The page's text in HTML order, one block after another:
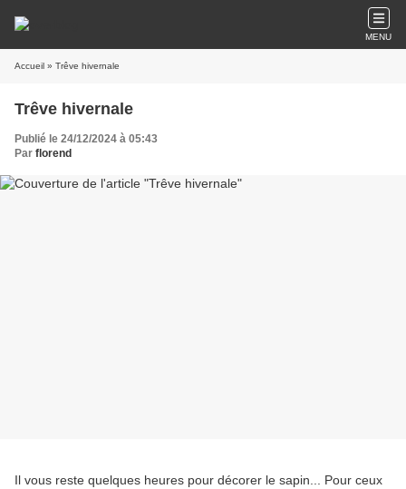
MENU
Accueil » Trêve hivernale
Trêve hivernale
Publié le 24/12/2024 à 05:43
Par florend
Il vous reste quelques heures pour décorer le sapin... Pour ceux